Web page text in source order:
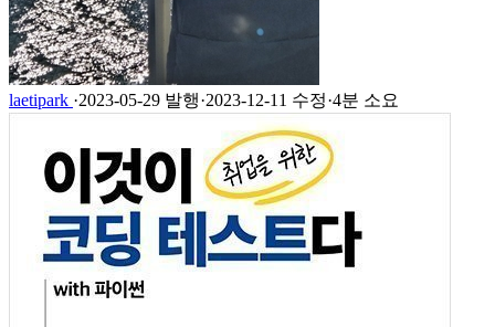
laetipark ·2023-05-29 발행·2023-12-11 수정·4분 소요